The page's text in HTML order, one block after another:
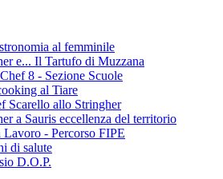
al femminile
e... Il Tartufo di Muzzana
8 - Sezione Scuole
al Tiare
Scarello allo Stringher
a Sauris eccellenza del territorio
Lavoro - Percorso FIPE
di salute
D.O.P.